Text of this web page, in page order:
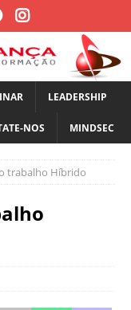
LEADERSHIP
NOS MINDSEC
trabalho Híbrido